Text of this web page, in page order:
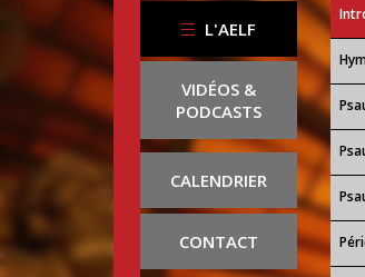
L'AELF
VIDÉOS &
PODCASTS
CALENDRIER
CONTACT